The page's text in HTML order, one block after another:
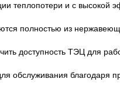
теплопотери и с высокой
полностью из
доступность ТЭЦ для
обслуживания благодаря